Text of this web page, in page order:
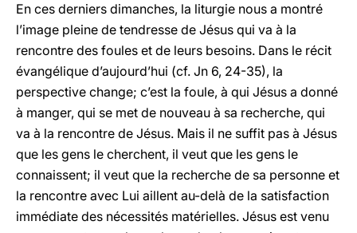
En ces derniers dimanches, la liturgie nous a montré
l’image pleine de tendresse de Jésus qui va à la
rencontre des foules et de leurs besoins. Dans le récit
évangélique d’aujourd’hui (cf. Jn 6, 24-35), la
perspective change; c’est la foule, à qui Jésus a donné
à manger, qui se met de nouveau à sa recherche, qui
va à la rencontre de Jésus. Mais il ne suffit pas à Jésus
que les gens le cherchent, il veut que les gens le
connaissent; il veut que la recherche de sa personne et
la rencontre avec Lui aillent au-delà de la satisfaction
immédiate des nécessités matérielles. Jésus est venu